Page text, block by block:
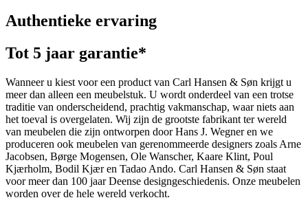
Authentieke ervaring
Tot 5 jaar garantie*
Wanneer u kiest voor een product van Carl Hansen & Søn krijgt u
meer dan alleen een meubelstuk. U wordt onderdeel van een trotse
traditie van onderscheidend, prachtig vakmanschap, waar niets aan
het toeval is overgelaten. Wij zijn de grootste fabrikant ter wereld
van meubelen die zijn ontworpen door Hans J. Wegner en we
produceren ook meubelen van gerenommeerde designers zoals Arne
Jacobsen, Børge Mogensen, Ole Wanscher, Kaare Klint, Poul
Kjærholm, Bodil Kjær en Tadao Ando. Carl Hansen & Søn staat
voor meer dan 100 jaar Deense designgeschiedenis. Onze meubelen
worden over de hele wereld verkocht.